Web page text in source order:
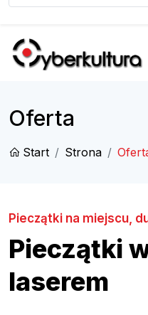
Oferta
Start Strona
Pieczątki na miejscu,
Pieczątki
laserem